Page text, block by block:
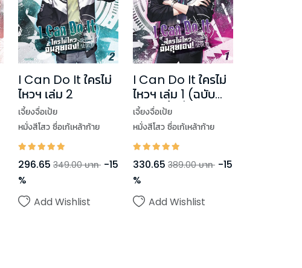
I Can Do It ใครไม่
ไหวฯ เล่ม 2
เจี้ยงจื่อเป้ย
หมั่งสีโสว ซื่อเก้เหล้าก้าย
296.65 349.00 บาท -15
%
Add Wishlist
I Can Do It ใครไม่
ไหวฯ เล่ม 1 (ฉบับ
พิมพ์ครั้งที่ 2)
เจี้ยงจื่อเป้ย
หมั่งสีโสว ซื่อเก้เหล้าก้าย
330.65 389.00 บาท -15
%
Add Wishlist